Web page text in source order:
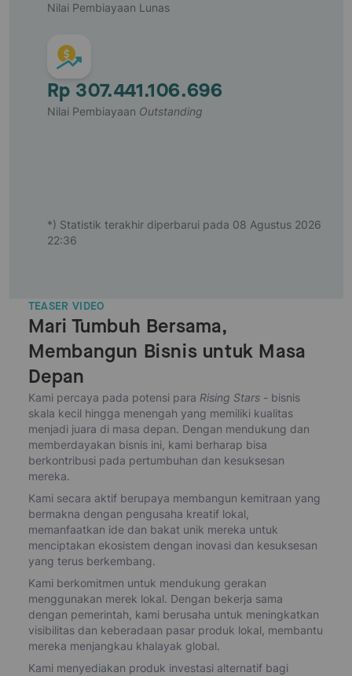
Nilai Pembiayaan Lunas
Rp 307.441.106.696
Nilai Pembiayaan Outstanding
*) Statistik terakhir diperbarui pada 08 Agustus 2026
22:36
TEASER VIDEO
Mari Tumbuh Bersama,
Membangun Bisnis untuk Masa
Depan
Kami percaya pada potensi para Rising Stars- bisnis
skala kecil hingga menengah yang memiliki kualitas
menjadi juara di masa depan. Dengan mendukung dan
memberdayakan bisnis ini, kami berharap bisa
berkontribusi pada pertumbuhan dan kesuksesan
mereka.
Kami secara aktif berupaya membangun kemitraan yang
bermakna dengan pengusaha kreatif lokal,
memanfaatkan ide dan bakat unik mereka untuk
menciptakan ekosistem dengan inovasi dan kesuksesan
yang terus berkembang.
Kami berkomitmen untuk mendukung gerakan
menggunakan merek lokal. Dengan bekerja sama
dengan pemerintah, kami berusaha untuk meningkatkan
visibilitas dan keberadaan pasar produk lokal, membantu
mereka menjangkau khalayak global.
Kami menyediakan produk investasi alternatif bagi